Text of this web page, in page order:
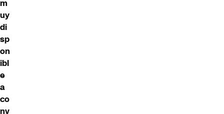
m
uy
di
sp
on
ibl
e
a
co
nv